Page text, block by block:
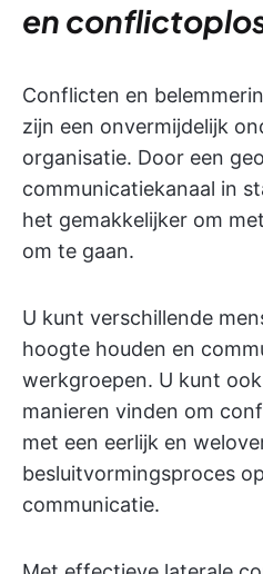
en
Conflicten en
zijn een onvermijdelijk
organisatie. Door een
communicatiekanaal in
het gemakkelijker om
om te gaan.
U kunt verschillende
hoogte houden en
werkgroepen. U kunt
manieren vinden om
met een eerlijk en
besluitvormingsproces
communicatie.